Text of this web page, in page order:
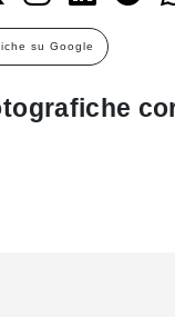
su Google